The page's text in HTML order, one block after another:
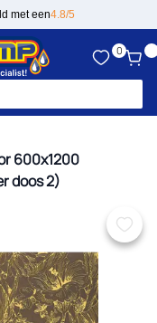
met een4.8/5
0
600x1200
doos 2)